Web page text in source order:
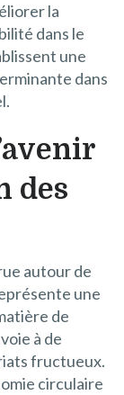
la
dans le
une
dans
des
autour de
une
de
à de
fructueux.
circulaire